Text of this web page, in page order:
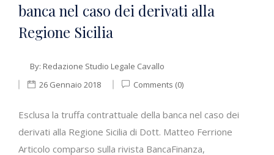
banca nel caso dei derivati alla
Regione Sicilia
By: Redazione Studio Legale Cavallo
26 Gennaio 2018
Comments (0)
Esclusa la truffa contrattuale della banca nel caso dei
derivati alla Regione Sicilia di Dott. Matteo Ferrione
Articolo comparso sulla rivista BancaFinanza,